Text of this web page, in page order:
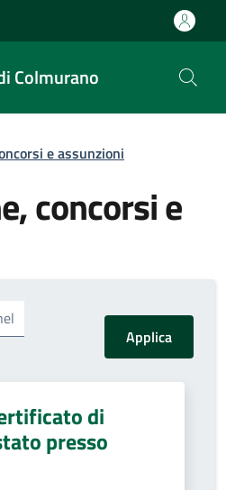
Colmurano
e assunzioni
concorsi e
di
presso